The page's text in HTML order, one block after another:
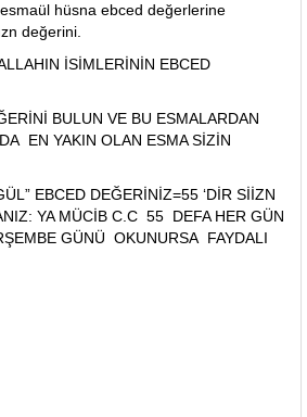
hüsna ebced değerlerine
değerini.
İSİMLERİNİN EBCED
BULUN VE BU ESMALARDAN
EN YAKIN OLAN ESMA SİZİN
EBCED DEĞERİNİZ=55 ‘DİR SİİZN
YA MÜCİB C.C 55 DEFA HER GÜN
GÜNÜ OKUNURSA FAYDALI